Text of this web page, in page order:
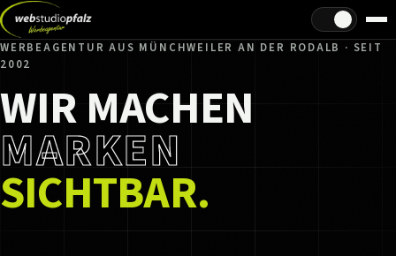
Hell/Dunkel
WERBEAGENTUR AUS MÜNCHWEILER AN DER RODALB · SEIT
2002
WIR MACHEN
MARKEN
SICHTBAR.